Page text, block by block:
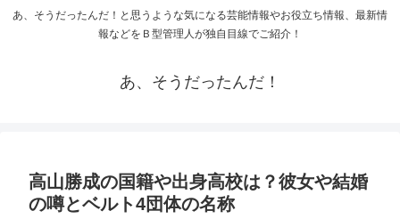
あ、そうだったんだ！と思うような気になる芸能情報やお役立ち情報、最新情
報などをＢ型管理人が独自目線でご紹介！
あ、そうだったんだ！
高山勝成の国籍や出身高校は？彼女や結婚
の噂とベルト4団体の名称